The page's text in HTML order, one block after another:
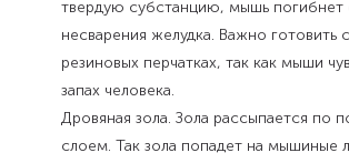
твердую субстанцию, мышь погибнет
несварения желудка. Важно готовить
резиновых перчатках, так как мыши
запах человека.
Дровяная зола. Зола рассыпается по
слоем. Так зола попадет на мышиные